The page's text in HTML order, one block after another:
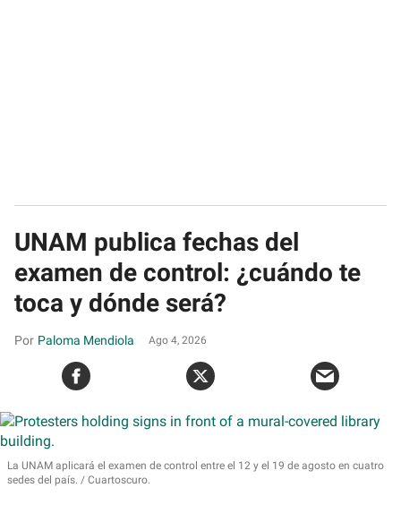
UNAM publica fechas del
examen de control: ¿cuándo te
toca y dónde será?
Paloma Mendiola Ago 4, 2026
La UNAM aplicará el examen de control entre el 12 y el 19 de agosto en cuatro
sedes del país.
Cuartoscuro.